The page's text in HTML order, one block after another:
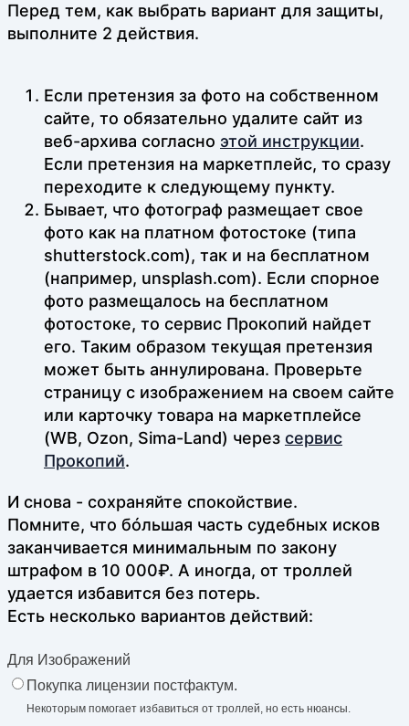
Перед тем, как выбрать вариант для защиты,
выполните 2 действия.
Если претензия за фото на собственном
сайте, то обязательно удалите сайт из
веб-архива согласно этой инструкции.
Если претензия на маркетплейс, то сразу
переходите к следующему пункту.
Бывает, что фотограф размещает свое
фото как на платном фотостоке (типа
shutterstock.com), так и на бесплатном
(например, unsplash.com). Если спорное
фото размещалось на бесплатном
фотостоке, то сервис Прокопий найдет
его. Таким образом текущая претензия
может быть аннулирована. Проверьте
страницу с изображением на своем сайте
или карточку товара на маркетплейсе
(WB, Ozon, Sima-Land) через сервис
Прокопий.
И снова - сохраняйте спокойствие.
Помните, что бóльшая часть судебных исков
заканчивается минимальным по закону
штрафом в 10 000₽. А иногда, от троллей
удается избавится без потерь.
Есть несколько вариантов действий:
Для Изображений
Покупка лицензии постфактум.
Некоторым помогает избавиться от троллей, но есть нюансы.